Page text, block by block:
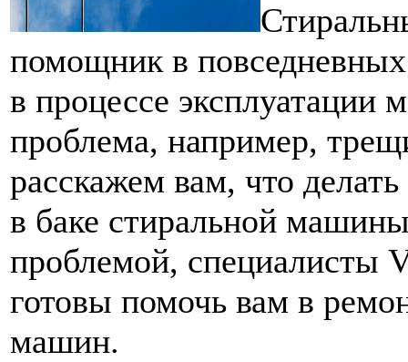
помощник в повседневных
в процессе эксплуатации
проблема, например,
расскажем вам, что
в баке стиральной
проблемой, специалисты
готовы помочь вам в
машин.